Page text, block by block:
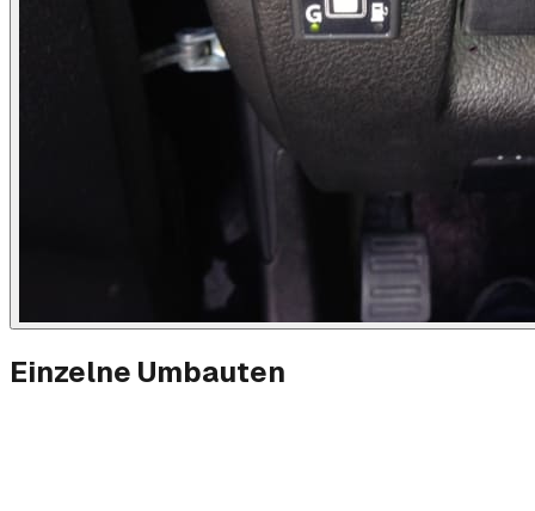
Einzelne Umbauten